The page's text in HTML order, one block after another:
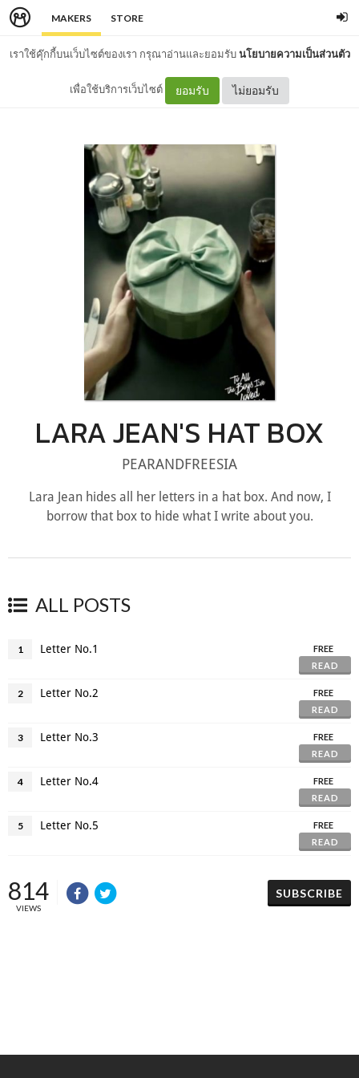
MAKERS STORE
เราใช้คุ๊กกี้บนเว็บไซต์ของเรา กรุณาอ่านและยอมรับนโยบายความเป็นส่วนตัว
เพื่อใช้บริการเว็บไซต์ ยอมรับ ไม่ยอมรับ
LARA JEAN'S HAT BOX
PEARANDFREESIA
Lara Jean hides all her letters in a hat box. And now, I
borrow that box to hide what I write about you.
ALL POSTS
1 Letter No.1
FREE
READ
2 Letter No.2
FREE
READ
3 Letter No.3
FREE
READ
4 Letter No.4
FREE
READ
5 Letter No.5
FREE
READ
814
VIEWS
SUBSCRIBE